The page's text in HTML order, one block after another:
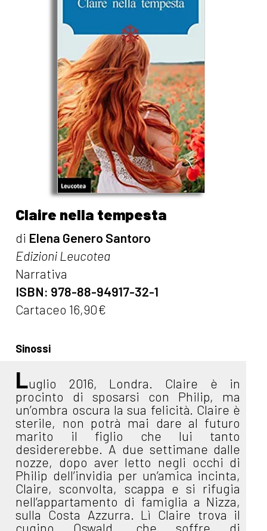
Claire nella tempesta
di Elena Genero Santoro
Edizioni Leucotea
Narrativa
ISBN: 978-88-94917-32-1
Cartaceo 16,90€
Sinossi
Luglio 2016, Londra. Claire è in
procinto di sposarsi con Philip, ma
un’ombra oscura la sua felicità. Claire è
sterile, non potrà mai dare al futuro
marito il figlio che lui tanto
desidererebbe. A due settimane dalle
nozze, dopo aver letto negli occhi di
Philip dell’invidia per un’amica incinta,
Claire, sconvolta, scappa e si rifugia
nell’appartamento di famiglia a Nizza,
sulla Costa Azzurra. Lì Claire trova il
cugino Oswald, che soffre di